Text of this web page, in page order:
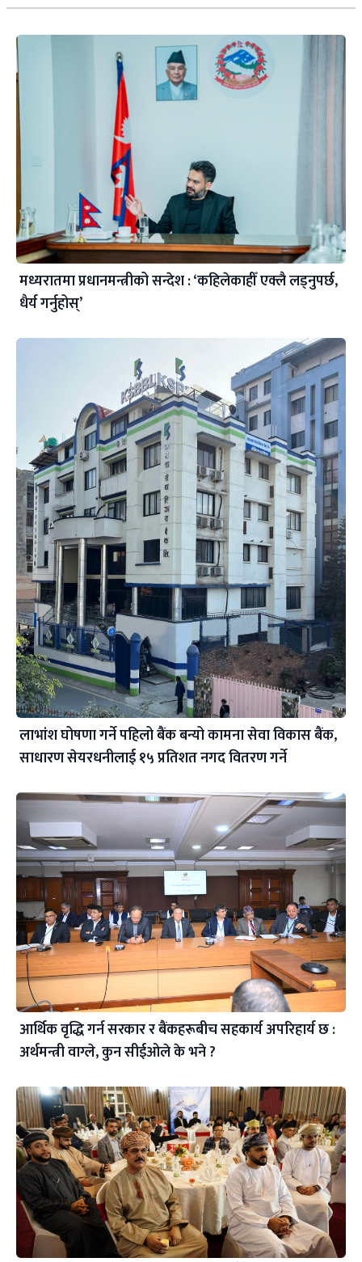
मध्यरातमा प्रधानमन्त्रीको सन्देश : ‘कहिलेकाहीँ एक्लै लड्नुपर्छ,
धैर्य गर्नुहोस्’
लाभांश घोषणा गर्ने पहिलो बैंक बन्यो कामना सेवा विकास बैंक,
साधारण सेयरधनीलाई १५ प्रतिशत नगद वितरण गर्ने
आर्थिक वृद्धि गर्न सरकार र बैंकहरूबीच सहकार्य अपरिहार्य छ :
अर्थमन्त्री वाग्ले, कुन सीईओले के भने ?